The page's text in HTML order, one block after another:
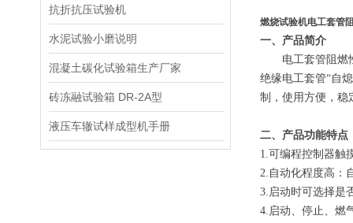
抗折抗压试验机
水泥试验小磨说明
混凝土碳化试验箱生产厂家
砖冻融试验箱 DR-2A型
液压车辙试样成型机手册
燃烧试验机电工套管
一、 产品简介
电工套管阻燃
绝缘电工套管“自
制，使用方便，
二、 产品功能特点
1.可编程控制器触
2.自动化程度高：
3.启动时可选择是
4.启动、停止、燃